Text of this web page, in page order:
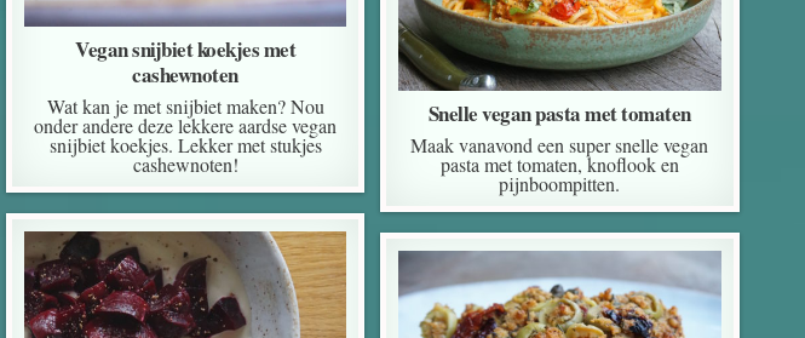
Vegan snijbiet koekjes met
cashewnoten
Wat kan je met snijbiet maken? Nou
onder andere deze lekkere aardse vegan
snijbiet koekjes. Lekker met stukjes
cashewnoten!
Snelle vegan pasta met tomaten
Maak vanavond een super snelle vegan
pasta met tomaten, knoflook en
pijnboompitten.